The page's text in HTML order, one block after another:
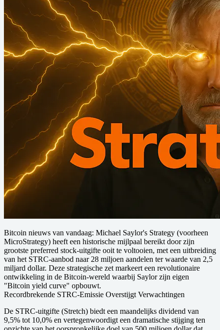
Bitcoin nieuws van vandaag: Michael Saylor's Strategy (voorheen
MicroStrategy) heeft een historische mijlpaal bereikt door zijn
grootste preferred stock-uitgifte ooit te voltooien, met een uitbreiding
van het STRC-aanbod naar 28 miljoen aandelen ter waarde van 2,5
miljard dollar. Deze strategische zet markeert een revolutionaire
ontwikkeling in de Bitcoin-wereld waarbij Saylor zijn eigen
"Bitcoin yield curve" opbouwt.
Recordbrekende STRC-Emissie Overstijgt Verwachtingen
De STRC-uitgifte (Stretch) biedt een maandelijks dividend van
9,5% tot 10,0% en vertegenwoordigt een dramatische stijging ten